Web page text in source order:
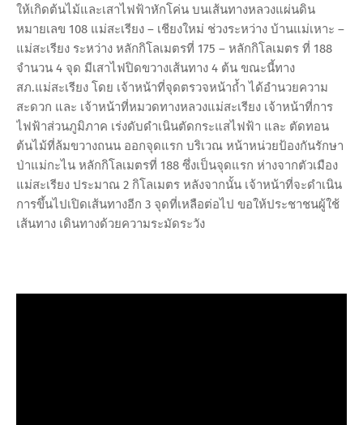
ให้เกิดต้นไม้และเสาไฟฟ้าหักโค่น บนเส้นทางหลวงแผ่นดิน
หมายเลข 108 แม่สะเรียง – เชียงใหม่ ช่วงระหว่าง บ้านแม่เหาะ –
แม่สะเรียง ระหว่าง หลักกิโลเมตรที่ 175 – หลักกิโลเมตร ที่ 188
จำนวน 4 จุด มีเสาไฟปิดขวางเส้นทาง 4 ต้น ขณะนี้ทาง
สภ.แม่สะเรียง โดย เจ้าหน้าที่จุดตรวจหน้าถ้ำ ได้อำนวยความ
สะดวก และ เจ้าหน้าที่หมวดทางหลวงแม่สะเรียง เจ้าหน้าที่การ
ไฟฟ้าส่วนภูมิภาค เร่งดับดำเนินตัดกระแสไฟฟ้า และ ตัดทอน
ต้นไม้ที่ล้มขวางถนน ออกจุดแรก บริเวณ หน้าหน่วยป้องกันรักษา
ป่าแม่กะไน หลักกิโลเมตรที่ 188 ซึ่งเป็นจุดแรก ห่างจากตัวเมือง
แม่สะเรียง ประมาณ 2 กิโลเมตร หลังจากนั้น เจ้าหน้าที่จะดำเนิน
การขึ้นไปเปิดเส้นทางอีก 3 จุดที่เหลือต่อไป ขอให้ประชาชนผู้ใช้
เส้นทาง เดินทางด้วยความระมัดระวัง